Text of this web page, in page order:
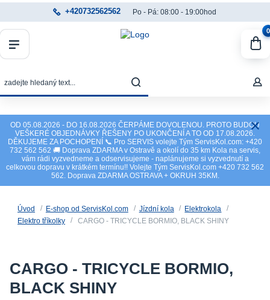
OD 05.08.2026 - DO 16.08.2026 ČERPÁME DOVOLENOU. PROTO BUDOU
VEŠKERÉ OBJEDNÁVKY ŘEŠENY PO UKONČENÍ A TO OD 17.08.2026.
DĚKUJEME ZA POCHOPENÍ 📞 Pro SERVIS volejte Tým ServisKol.com: +420
732 562 562 🚚 Doprava ZDARMA v Ostravě a okolí do 35 km Kola na servis,
vám rádi vyzvedneme a odservisujeme - naplánujeme si vyzvednutí a
celkovou dopravu v krátkém termínu!! Volejte Tým ServisKol.com +420 732 562
562. Doprava ZDARMA OSTRAVA + OKRUH 35KM.
+420732562562 Po - Pá: 08:00 - 19:00hod
0
Úvod E-shop od ServisKol.com Jízdní kola
Elektrokola
Elektro tříkolky
CARGO - TRICYCLE BORMIO, BLACK SHINY
CARGO - TRICYCLE BORMIO,
BLACK SHINY